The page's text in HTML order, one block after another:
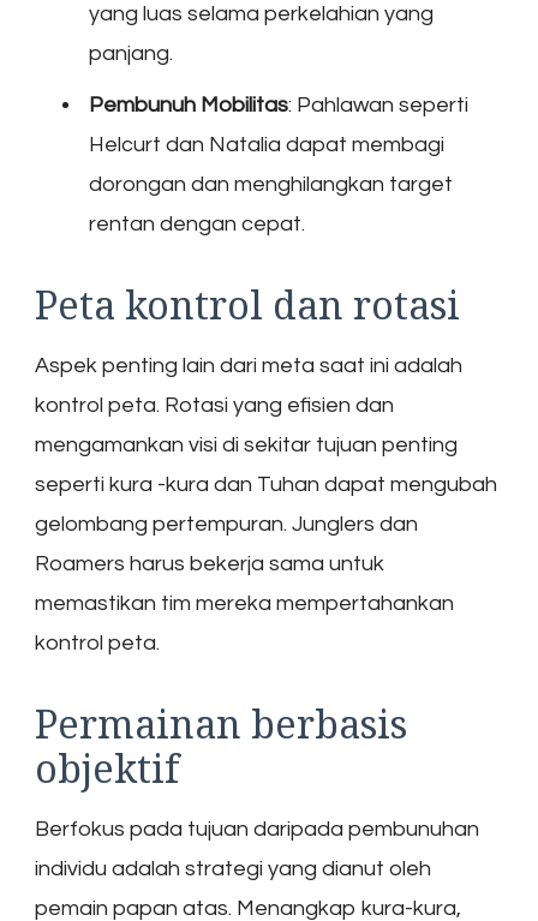
yang luas selama perkelahian yang
panjang.
Pembunuh Mobilitas: Pahlawan seperti
Helcurt dan Natalia dapat membagi
dorongan dan menghilangkan target
rentan dengan cepat.
Peta kontrol dan rotasi
Aspek penting lain dari meta saat ini adalah
kontrol peta. Rotasi yang efisien dan
mengamankan visi di sekitar tujuan penting
seperti kura -kura dan Tuhan dapat mengubah
gelombang pertempuran. Junglers dan
Roamers harus bekerja sama untuk
memastikan tim mereka mempertahankan
kontrol peta.
Permainan berbasis
objektif
Berfokus pada tujuan daripada pembunuhan
individu adalah strategi yang dianut oleh
pemain papan atas. Menangkap kura-kura,